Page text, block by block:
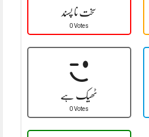
سخت نا پسند
0 Votes
ٹھیک ہے
0 Votes